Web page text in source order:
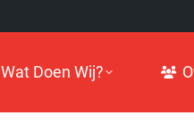
Wat Doen Wij?